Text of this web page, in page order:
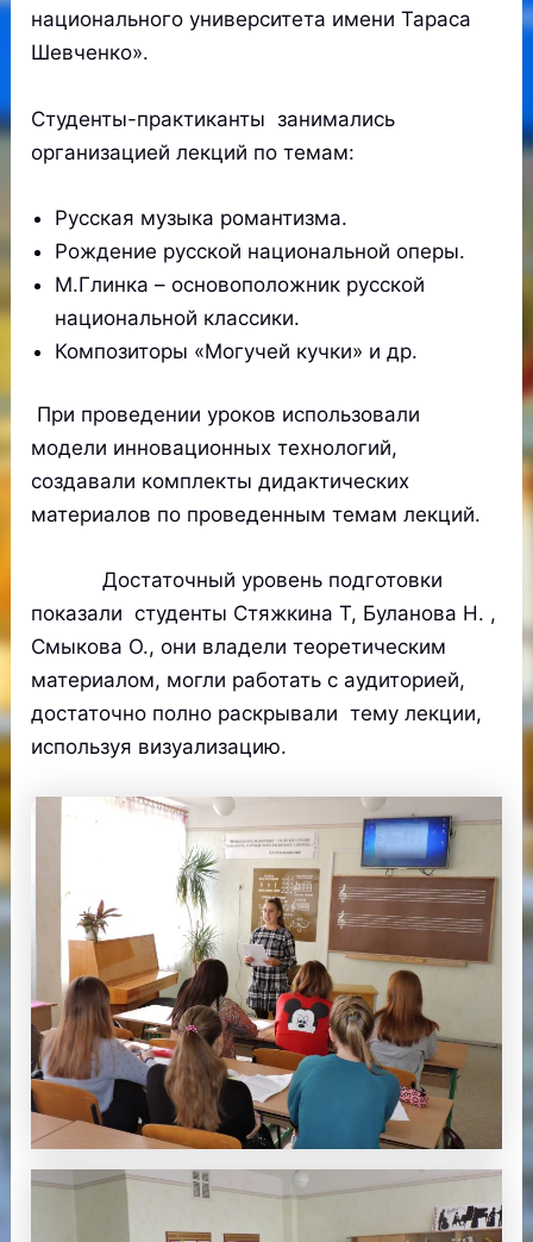
национального университета имени Тараса
Шевченко».
Студенты-практиканты занимались
организацией лекций по темам:
Русская музыка романтизма.
Рождение русской национальной оперы.
М.Глинка – основоположник русской
национальной классики.
Композиторы «Могучей кучки» и др.
При проведении уроков использовали
модели инновационных технологий,
создавали комплекты дидактических
материалов по проведенным темам лекций.
Достаточный уровень подготовки
показали студенты Стяжкина Т, Буланова Н. ,
Смыкова О., они владели теоретическим
материалом, могли работать с аудиторией,
достаточно полно раскрывали тему лекции,
используя визуализацию.